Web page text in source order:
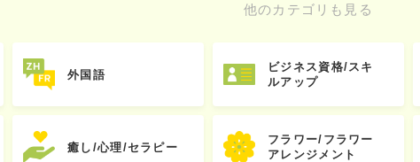
他のカテゴリも見る
外国語
ビジネス資格/スキ
ルアップ
癒し/心理/セラピー
フラワー/フラワー
アレンジメント